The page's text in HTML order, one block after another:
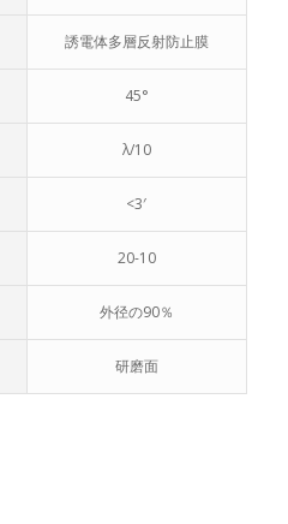
誘電体多層反射防止膜
45°
λ/10
<3′
20-10
外径の90％
研磨面